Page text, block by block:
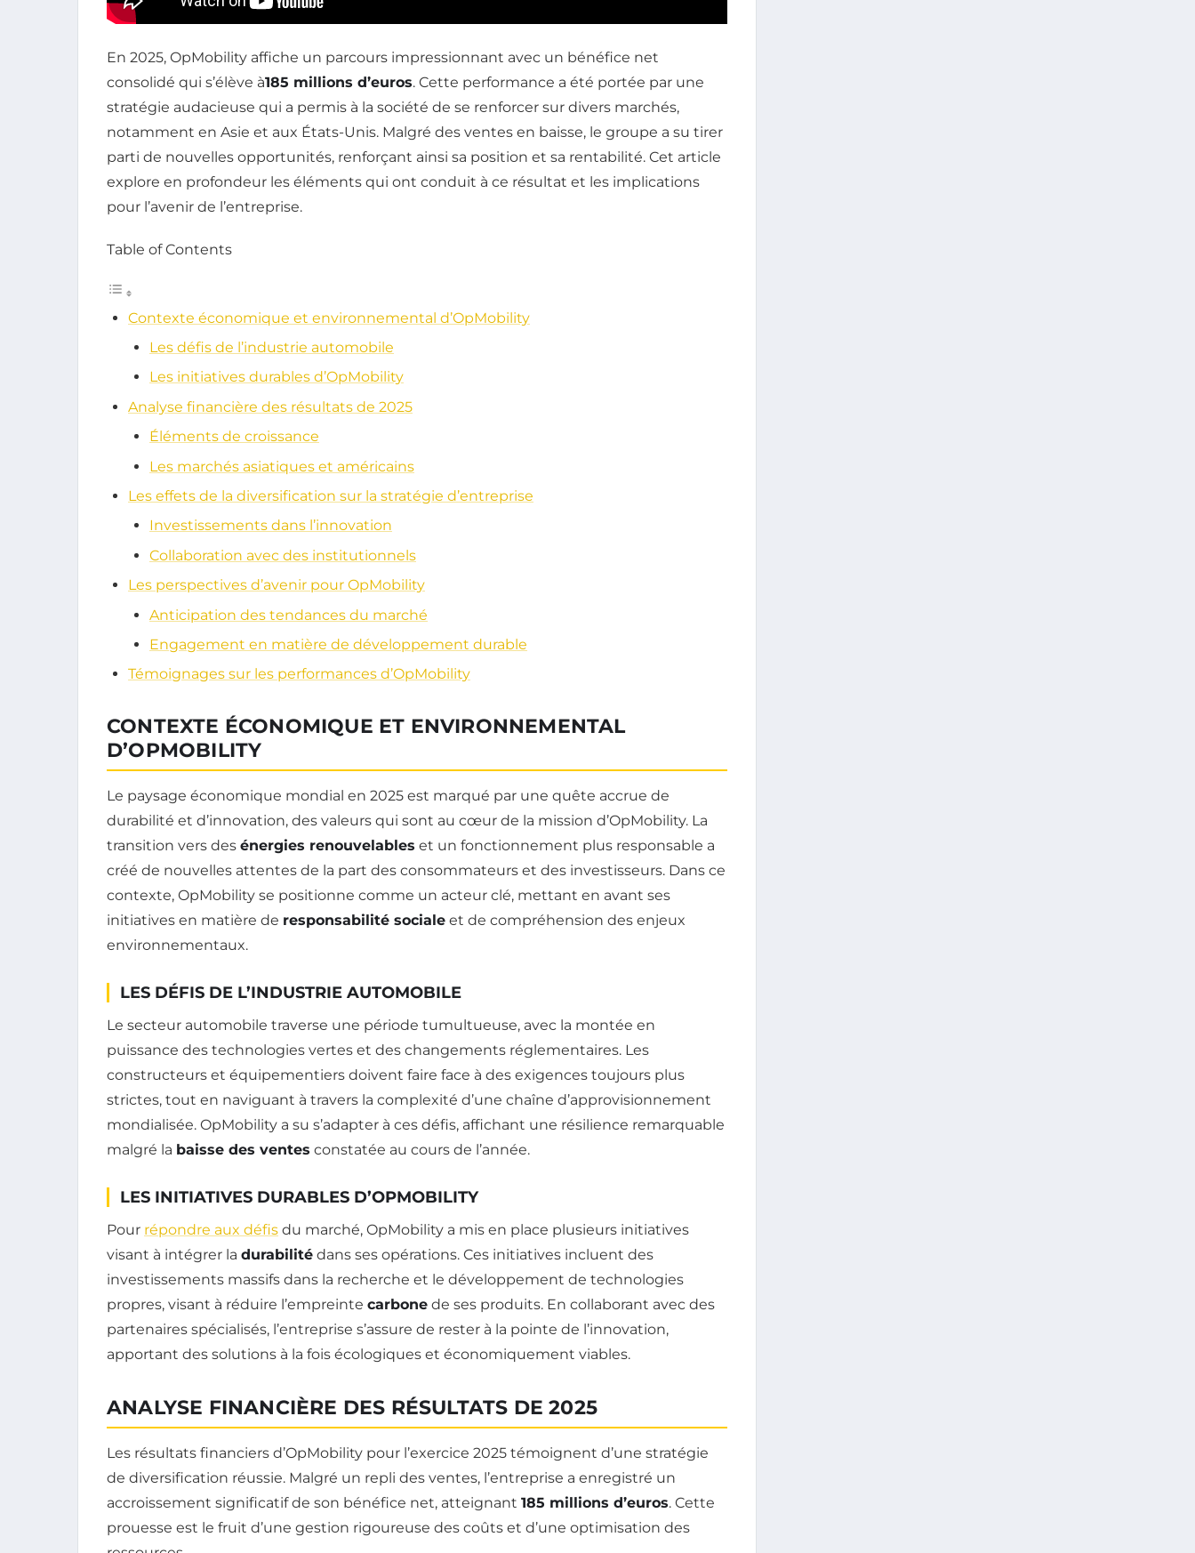
En 2025, OpMobility affiche un parcours impressionnant avec un bénéfice net
consolidé qui s’élève à185 millions d’euros. Cette performance a été portée par une
stratégie audacieuse qui a permis à la société de se renforcer sur divers marchés,
notamment en Asie et aux États-Unis. Malgré des ventes en baisse, le groupe a su tirer
parti de nouvelles opportunités, renforçant ainsi sa position et sa rentabilité. Cet article
explore en profondeur les éléments qui ont conduit à ce résultat et les implications
pour l’avenir de l’entreprise.
Table of Contents
Contexte économique et environnemental d’OpMobility
Les défis de l’industrie automobile
Les initiatives durables d’OpMobility
Analyse financière des résultats de 2025
Éléments de croissance
Les marchés asiatiques et américains
Les effets de la diversification sur la stratégie d’entreprise
Investissements dans l’innovation
Collaboration avec des institutionnels
Les perspectives d’avenir pour OpMobility
Anticipation des tendances du marché
Engagement en matière de développement durable
Témoignages sur les performances d’OpMobility
CONTEXTE ÉCONOMIQUE ET ENVIRONNEMENTAL
D’OPMOBILITY
Le paysage économique mondial en 2025 est marqué par une quête accrue de
durabilité et d’innovation, des valeurs qui sont au cœur de la mission d’OpMobility. La
transition vers des énergies renouvelables et un fonctionnement plus responsable a
créé de nouvelles attentes de la part des consommateurs et des investisseurs. Dans ce
contexte, OpMobility se positionne comme un acteur clé, mettant en avant ses
initiatives en matière de responsabilité sociale et de compréhension des enjeux
environnementaux.
LES DÉFIS DE L’INDUSTRIE AUTOMOBILE
Le secteur automobile traverse une période tumultueuse, avec la montée en
puissance des technologies vertes et des changements réglementaires. Les
constructeurs et équipementiers doivent faire face à des exigences toujours plus
strictes, tout en naviguant à travers la complexité d’une chaîne d’approvisionnement
mondialisée. OpMobility a su s’adapter à ces défis, affichant une résilience remarquable
malgré la baisse des ventes constatée au cours de l’année.
LES INITIATIVES DURABLES D’OPMOBILITY
Pour répondre aux défis du marché, OpMobility a mis en place plusieurs initiatives
visant à intégrer la durabilité dans ses opérations. Ces initiatives incluent des
investissements massifs dans la recherche et le développement de technologies
propres, visant à réduire l’empreinte carbone de ses produits. En collaborant avec des
partenaires spécialisés, l’entreprise s’assure de rester à la pointe de l’innovation,
apportant des solutions à la fois écologiques et économiquement viables.
ANALYSE FINANCIÈRE DES RÉSULTATS DE 2025
Les résultats financiers d’OpMobility pour l’exercice 2025 témoignent d’une stratégie
de diversification réussie. Malgré un repli des ventes, l’entreprise a enregistré un
accroissement significatif de son bénéfice net, atteignant 185 millions d’euros. Cette
prouesse est le fruit d’une gestion rigoureuse des coûts et d’une optimisation des